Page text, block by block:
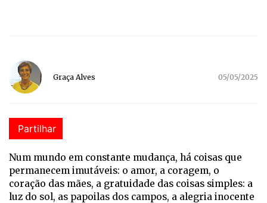
Graça Alves 05/05/2025
Partilhar
Num mundo em constante mudança, há coisas que
permanecem imutáveis: o amor, a coragem, o
coração das mães, a gratuidade das coisas simples: a
luz do sol, as papoilas dos campos, a alegria inocente